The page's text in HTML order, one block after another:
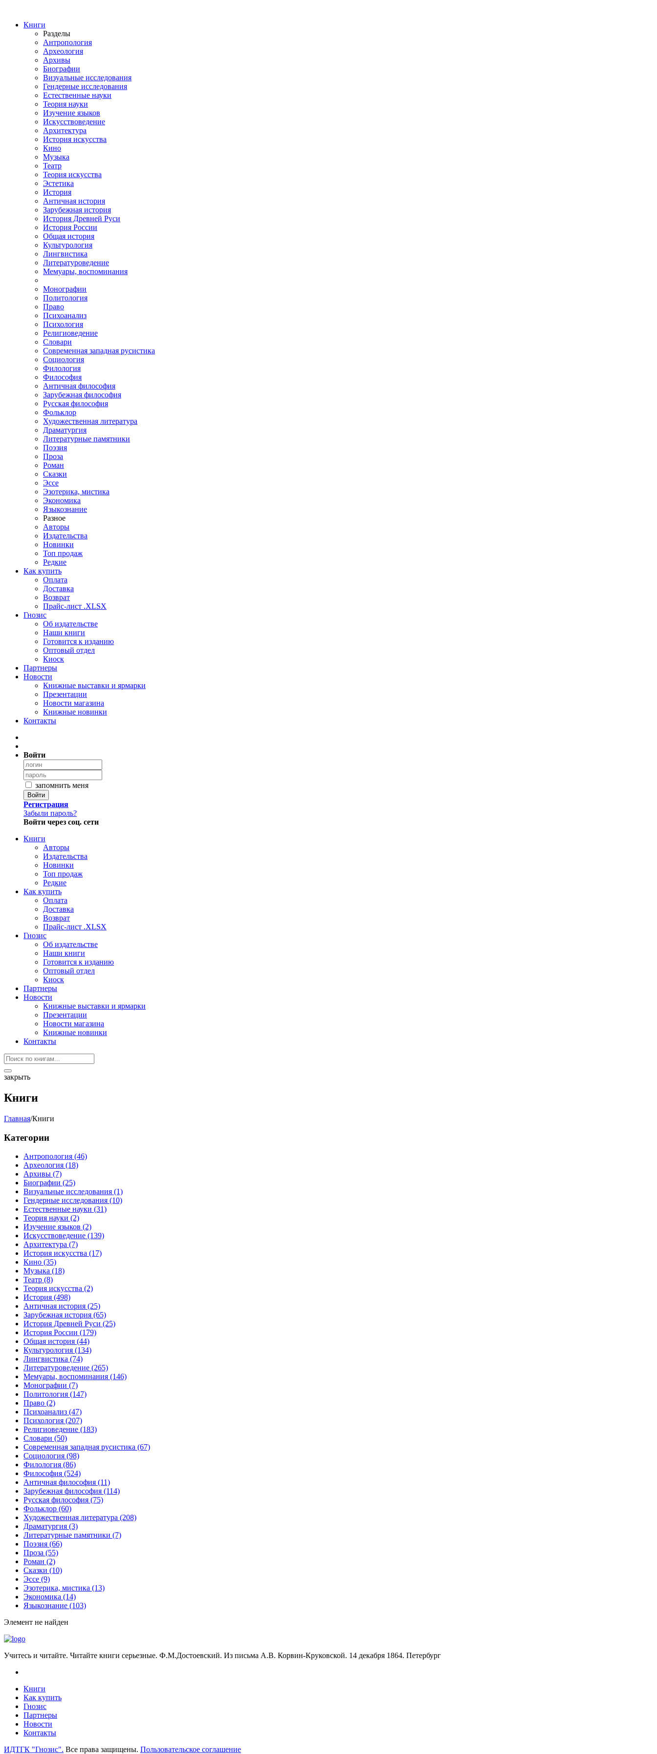
Книги
Разделы
Антропология
Археология
Архивы
Биографии
Визуальные исследования
Гендерные исследования
Естественные науки
Теория науки
Изучение языков
Искусствоведение
Архитектура
История искусства
Кино
Музыка
Театр
Теория искусства
Эстетика
История
Античная история
Зарубежная история
История Древней Руси
История России
Общая история
Культурология
Лингвистика
Литературоведение
Мемуары, воспоминания
Монографии
Политология
Право
Психоанализ
Психология
Религиоведение
Словари
Современная западная русистика
Социология
Филология
Философия
Античная философия
Зарубежная философия
Русская философия
Фольклор
Художественная литература
Драматургия
Литературные памятники
Поэзия
Проза
Роман
Сказки
Эссе
Эзотерика, мистика
Экономика
Языкознание
Разное
Авторы
Издательства
Новинки
Топ продаж
Редкие
Как купить
Оплата
Доставка
Возврат
Прайс-лист .XLSX
Гнозис
Об издательстве
Наши книги
Готовится к изданию
Оптовый отдел
Киоск
Партнеры
Новости
Книжные выставки и ярмарки
Презентации
Новости магазина
Книжные новинки
Контакты
Войти
запомнить меня
Войти
Регистрация
Забыли пароль?
Войти через соц. сети
Книги
Авторы
Издательства
Новинки
Топ продаж
Редкие
Как купить
Оплата
Доставка
Возврат
Прайс-лист .XLSX
Гнозис
Об издательстве
Наши книги
Готовится к изданию
Оптовый отдел
Киоск
Партнеры
Новости
Книжные выставки и ярмарки
Презентации
Новости магазина
Книжные новинки
Контакты
закрыть
Книги
Главная/Книги
Категории
Антропология (46)
Археология (18)
Архивы (7)
Биографии (25)
Визуальные исследования (1)
Гендерные исследования (10)
Естественные науки (31)
Теория науки (2)
Изучение языков (2)
Искусствоведение (139)
Архитектура (7)
История искусства (17)
Кино (35)
Музыка (18)
Театр (8)
Теория искусства (2)
История (498)
Античная история (25)
Зарубежная история (65)
История Древней Руси (25)
История России (179)
Общая история (44)
Культурология (134)
Лингвистика (74)
Литературоведение (265)
Мемуары, воспоминания (146)
Монографии (7)
Политология (147)
Право (2)
Психоанализ (47)
Психология (207)
Религиоведение (183)
Словари (50)
Современная западная русистика (67)
Социология (98)
Филология (86)
Философия (524)
Античная философия (11)
Зарубежная философия (114)
Русская философия (75)
Фольклор (60)
Художественная литература (208)
Драматургия (3)
Литературные памятники (7)
Поэзия (66)
Проза (55)
Роман (2)
Сказки (10)
Эссе (9)
Эзотерика, мистика (13)
Экономика (14)
Языкознание (103)
Элемент не найден
Учитесь и читайте. Читайте книги серьезные. Ф.М.Достоевский. Из письма А.В. Корвин-Круковской. 14 декабря 1864. Петербург
Книги
Как купить
Гнозис
Партнеры
Новости
Контакты
ИДТГК "Гнозис". Все права защищены. Пользовательское соглашение